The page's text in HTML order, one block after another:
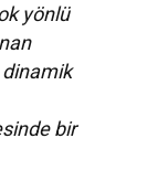
yönlü
bir